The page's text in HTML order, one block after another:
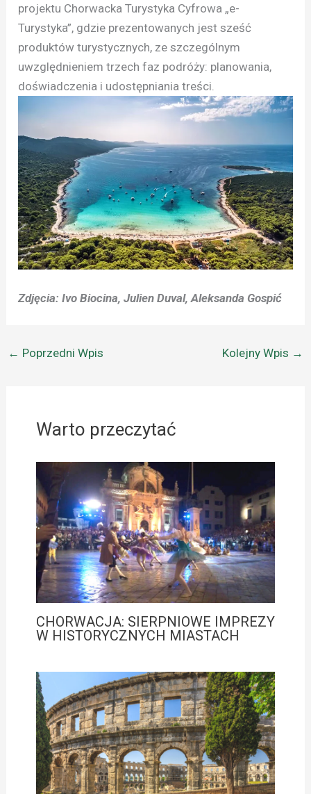
projektu Chorwacka Turystyka Cyfrowa „e-
Turystyka”, gdzie prezentowanych jest sześć
produktów turystycznych, ze szczególnym
uwzględnieniem trzech faz podróży: planowania,
doświadczenia i udostępniania treści.
Zdjęcia: Ivo Biocina, Julien Duval, Aleksanda Gospić
← Poprzedni Wpis Kolejny Wpis →
Warto przeczytać
CHORWACJA: SIERPNIOWE IMPREZY
W HISTORYCZNYCH MIASTACH